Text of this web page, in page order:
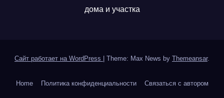
дома и участка
Сайт работает на WordPress Theme: Max News by Themeansar.
Home Политика конфиденциальности Связаться с автором